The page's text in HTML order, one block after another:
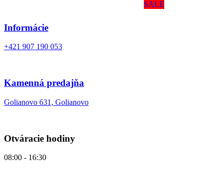
Informácie
+421 907 190 053
Kamenná predajňa
Golianovo 631, Golianovo
Otváracie hodiny
08:00 - 16:30
SALE